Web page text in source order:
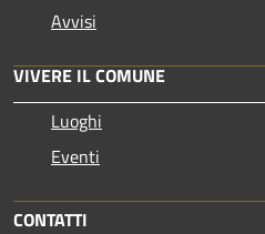
Avvisi
VIVERE IL COMUNE
Luoghi
Eventi
CONTATTI